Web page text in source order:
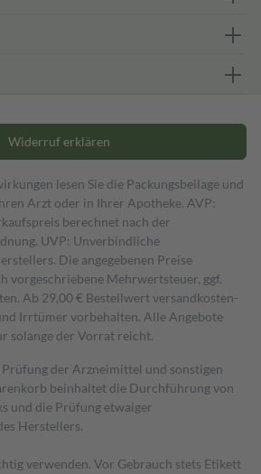
Widerruf erklären
lesen Sie die Packungsbeilage und
Arzt oder in Ihrer Apotheke. AVP:
berechnet nach der
UVP: Unverbindliche
Die angegebenen Preise
vorgeschriebene Mehrwertsteuer, ggf.
Ab 29,00 € Bestell­wert versand­kosten­
Irrtümer vorbehalten. Alle Angebote
solange der Vorrat reicht.
der Arzneimittel und sonstigen
beinhaltet die Durchführung von
und die Prüfung etwaiger
Herstellers.
verwenden. Vor Gebrauch stets Etikett